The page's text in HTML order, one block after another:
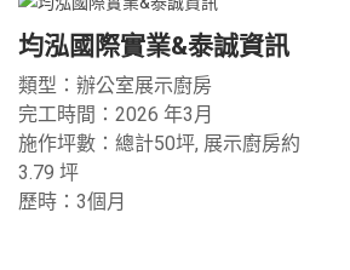
均泓國際實業&泰誠資訊
類型：辦公室展示廚房
完工時間：2026 年3月
施作坪數：總計50坪, 展示廚房約
3.79 坪
歷時：3個月